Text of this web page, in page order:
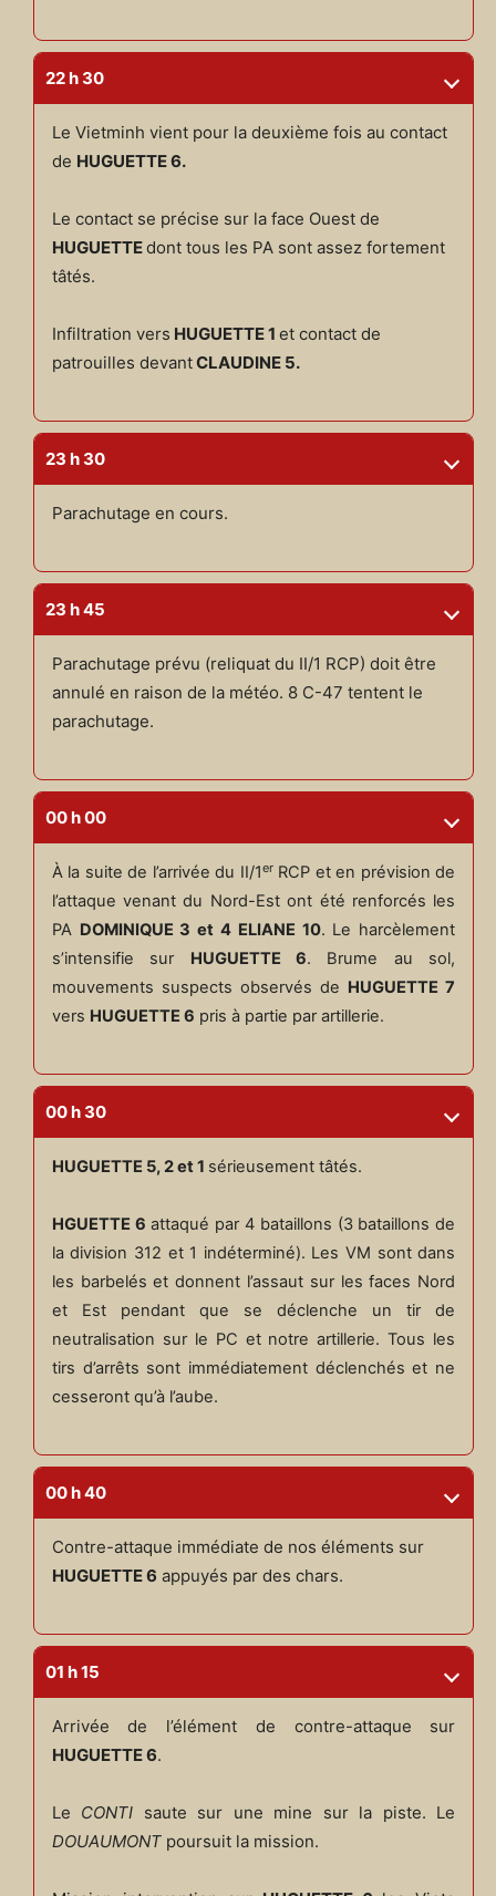
22 h 30
Le Vietminh vient pour la deuxième fois au contact
de HUGUETTE 6.
Le contact se précise sur la face Ouest de
HUGUETTEdont tous les PA sont assez fortement
tâtés.
Infiltration vers HUGUETTE 1 et contact de
patrouilles devantCLAUDINE 5.
23 h 30
Parachutage en cours.
23 h 45
Parachutage prévu (reliquat du II/1 RCP) doit être
annulé en raison de la météo. 8 C-47 tentent le
parachutage.
00 h 00
À la suite de l’arrivée du II/1erRCP et en prévision de
l’attaque venant du Nord-Est ont été renforcés les
PA DOMINIQUE 3 et 4 ELIANE 10. Le harcèlement
s’intensifie sur HUGUETTE 6. Brume au sol,
mouvements suspects observés de HUGUETTE 7
vers HUGUETTE 6 pris à partie par artillerie.
00 h 30
HUGUETTE 5, 2 et 1 sérieusement tâtés.
HGUETTE 6 attaqué par 4 bataillons (3 bataillons de
la division 312 et 1 indéterminé). Les VM sont dans
les barbelés et donnent l’assaut sur les faces Nord
et Est pendant que se déclenche un tir de
neutralisation sur le PC et notre artillerie. Tous les
tirs d’arrêts sont immédiatement déclenchés et ne
cesseront qu’à l’aube.
00 h 40
Contre-attaque immédiate de nos éléments sur
HUGUETTE 6 appuyés par des chars.
01 h 15
Arrivée de l’élément de contre-attaque sur
HUGUETTE 6.
Le CONTI saute sur une mine sur la piste. Le
DOUAUMONTpoursuit la mission.